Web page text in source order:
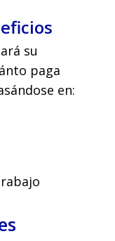
su
paga
en: